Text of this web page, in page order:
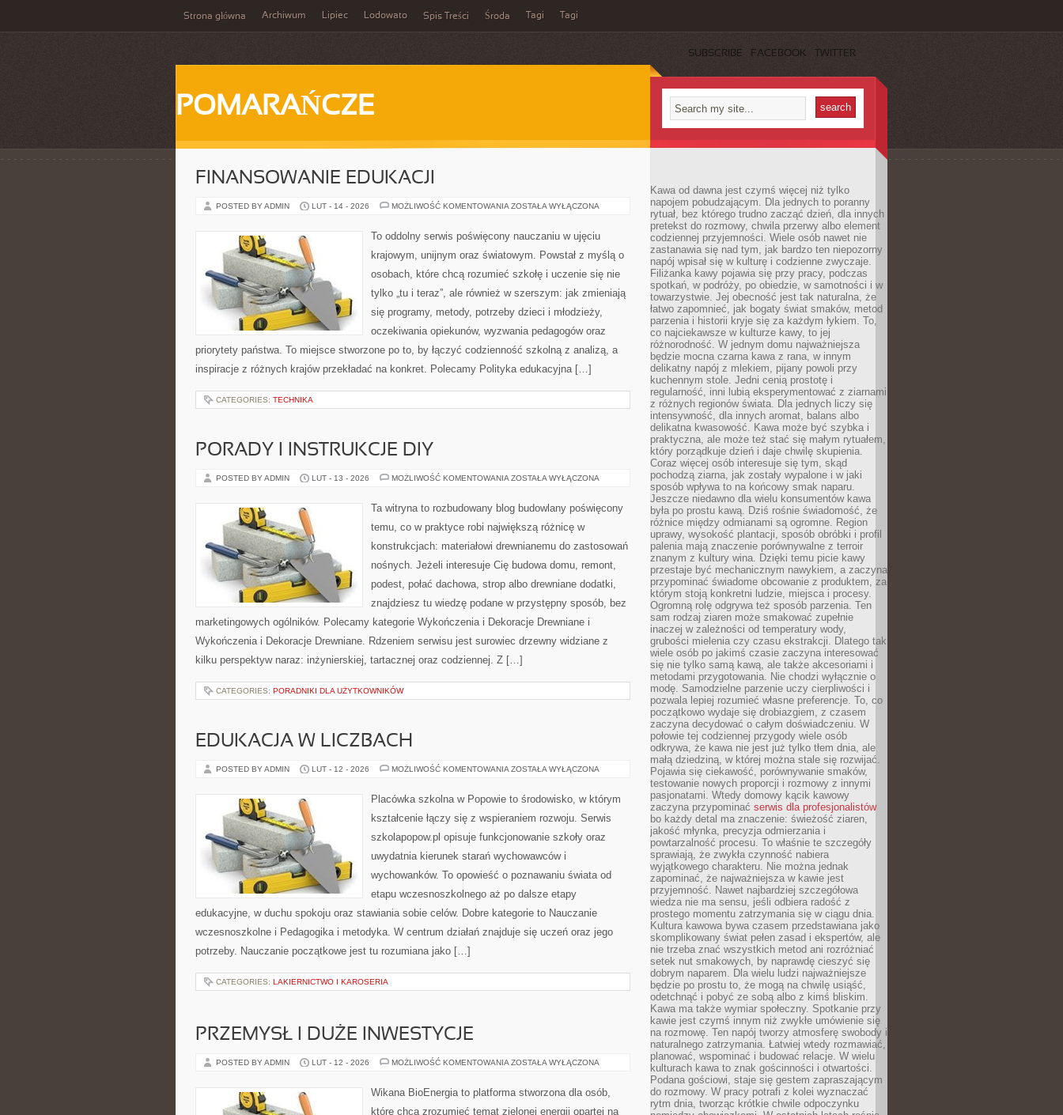
Strona główna Archiwum Lipiec Lodowato Spis Treści Środa Tagi Tagi
SUBSCRIBE FACEBOOK TWITTER
POMARAŃCZE
FINANSOWANIE EDUKACJI
POSTED BY ADMIN LUT - 14 - 2026 MOŻLIWOŚĆ KOMENTOWANIA FINANSOWANIE
ZOSTAŁA WYŁĄCZONA
To oddolny serwis poświęcony nauczaniu w ujęciu
krajowym, unijnym oraz światowym. Powstał z myślą o
osobach, które chcą rozumieć szkołę i uczenie się nie
tylko „tu i teraz”, ale również w szerszym: jak zmieniają
się programy, metody, potrzeby dzieci i młodzieży,
oczekiwania opiekunów, wyzwania pedagogów oraz
priorytety państwa. To miejsce stworzone po to, by łączyć codzienność szkolną z analizą, a
inspiracje z różnych krajów przekładać na konkret. Polecamy Polityka edukacyjna […]
CATEGORIES: TECHNIKA
PORADY I INSTRUKCJE DIY
POSTED BY ADMIN LUT - 13 - 2026 MOŻLIWOŚĆ KOMENTOWANIA PORADY
DIY
ZOSTAŁA WYŁĄCZONA
Ta witryna to rozbudowany blog budowlany poświęcony
temu, co w praktyce robi największą różnicę w
konstrukcjach: materiałowi drewnianemu do zastosowań
nośnych. Jeżeli interesuje Cię budowa domu, remont,
podest, połać dachowa, strop albo drewniane dodatki,
znajdziesz tu wiedzę podane w przystępny sposób, bez
marketingowych ogólników. Polecamy kategorie Wykończenia i Dekoracje Drewniane i
Wykończenia i Dekoracje Drewniane. Rdzeniem serwisu jest surowiec drzewny widziane z
kilku perspektyw naraz: inżynierskiej, tartacznej oraz codziennej. Z […]
CATEGORIES: PORADNIKI DLA UŻYTKOWNIKÓW
EDUKACJA W LICZBACH
POSTED BY ADMIN LUT - 12 - 2026 MOŻLIWOŚĆ KOMENTOWANIA EDUKACJA
ZOSTAŁA WYŁĄCZONA
Placówka szkolna w Popowie to środowisko, w którym
kształcenie łączy się z wspieraniem rozwoju. Serwis
szkolapopow.pl opisuje funkcjonowanie szkoły oraz
uwydatnia kierunek starań wychowawców i
wychowanków. To opowieść o poznawaniu świata od
etapu wczesnoszkolnego aż po dalsze etapy
edukacyjne, w duchu spokoju oraz stawiania sobie celów. Dobre kategorie to Nauczanie
wczesnoszkolne i Pedagogika i metodyka. W centrum działań znajduje się uczeń oraz jego
potrzeby. Nauczanie początkowe jest tu rozumiana jako […]
CATEGORIES: LAKIERNICTWO I KAROSERIA
PRZEMYSŁ I DUŻE INWESTYCJE
POSTED BY ADMIN LUT - 12 - 2026 MOŻLIWOŚĆ KOMENTOWANIA PRZEMYSŁ
INWESTYCJE
ZOSTAŁA WYŁĄCZONA
Wikana BioEnergia to platforma stworzona dla osób,
które chcą zrozumieć temat zielonej energii opartej na
Kawa od dawna jest czymś więcej niż tylko
napojem pobudzającym. Dla jednych to poranny
rytuał, bez którego trudno zacząć dzień, dla innych
pretekst do rozmowy, chwila przerwy albo element
codziennej przyjemności. Wiele osób nawet nie
zastanawia się nad tym, jak bardzo ten niepozorny
napój wpisał się w kulturę i codzienne zwyczaje.
Filiżanka kawy pojawia się przy pracy, podczas
spotkań, w podróży, po obiedzie, w samotności i w
towarzystwie. Jej obecność jest tak naturalna, że
łatwo zapomnieć, jak bogaty świat smaków, metod
parzenia i historii kryje się za każdym łykiem. To,
co najciekawsze w kulturze kawy, to jej
różnorodność. W jednym domu najważniejsza
będzie mocna czarna kawa z rana, w innym
delikatny napój z mlekiem, pijany powoli przy
kuchennym stole. Jedni cenią prostotę i
regularność, inni lubią eksperymentować z ziarnami
z różnych regionów świata. Dla jednych liczy się
intensywność, dla innych aromat, balans albo
delikatna kwasowość. Kawa może być szybka i
praktyczna, ale może też stać się małym rytuałem,
który porządkuje dzień i daje chwilę skupienia.
Coraz więcej osób interesuje się tym, skąd
pochodzą ziarna, jak zostały wypalone i w jaki
sposób wpływa to na końcowy smak naparu.
Jeszcze niedawno dla wielu konsumentów kawa
była po prostu kawą. Dziś rośnie świadomość, że
różnice między odmianami są ogromne. Region
uprawy, wysokość plantacji, sposób obróbki i profil
palenia mają znaczenie porównywalne z terroir
znanym z kultury wina. Dzięki temu picie kawy
przestaje być mechanicznym nawykiem, a zaczyna
przypominać świadome obcowanie z produktem, za
którym stoją konkretni ludzie, miejsca i procesy.
Ogromną rolę odgrywa też sposób parzenia. Ten
sam rodzaj ziaren może smakować zupełnie
inaczej w zależności od temperatury wody,
grubości mielenia czy czasu ekstrakcji. Dlatego tak
wiele osób po jakimś czasie zaczyna interesować
się nie tylko samą kawą, ale także akcesoriami i
metodami przygotowania. Nie chodzi wyłącznie o
modę. Samodzielne parzenie uczy cierpliwości i
pozwala lepiej rozumieć własne preferencje. To, co
początkowo wydaje się drobiazgiem, z czasem
zaczyna decydować o całym doświadczeniu. W
połowie tej codziennej przygody wiele osób
odkrywa, że kawa nie jest już tylko tłem dnia, ale
małą dziedziną, w której można stale się rozwijać.
Pojawia się ciekawość, porównywanie smaków,
testowanie nowych proporcji i rozmowy z innymi
pasjonatami. Wtedy domowy kącik kawowy
zaczyna przypominać serwis dla profesjonalistów
bo każdy detal ma znaczenie: świeżość ziaren,
jakość młynka, precyzja odmierzania i
powtarzalność procesu. To właśnie te szczegóły
sprawiają, że zwykła czynność nabiera
wyjątkowego charakteru. Nie można jednak
zapominać, że najważniejsza w kawie jest
przyjemność. Nawet najbardziej szczegółowa
wiedza nie ma sensu, jeśli odbiera radość z
prostego momentu zatrzymania się w ciągu dnia.
Kultura kawowa bywa czasem przedstawiana jako
skomplikowany świat pełen zasad i ekspertów, ale
nie trzeba znać wszystkich metod ani rozróżniać
setek nut smakowych, by naprawdę cieszyć się
dobrym naparem. Dla wielu ludzi najważniejsze
będzie po prostu to, że mogą na chwilę usiąść,
odetchnąć i pobyć ze sobą albo z kimś bliskim.
Kawa ma także wymiar społeczny. Spotkanie przy
kawie jest czymś innym niż zwykłe umówienie się
na rozmowę. Ten napój tworzy atmosferę swobody i
naturalnego zatrzymania. Łatwiej wtedy rozmawiać,
planować, wspominać i budować relacje. W wielu
kulturach kawa to znak gościnności i otwartości.
Podana gościowi, staje się gestem zapraszającym
do rozmowy. W pracy potrafi z kolei wyznaczać
rytm dnia, tworząc krótkie chwile odpoczynku